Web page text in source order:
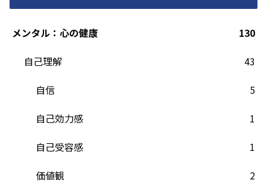
メンタル：心の健康
130
自己理解
43
自信
5
自己効力感
1
自己受容感
1
価値観
2